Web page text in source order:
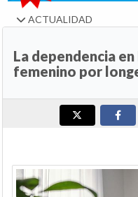
ACTUALIDAD
La dependencia
femenino por